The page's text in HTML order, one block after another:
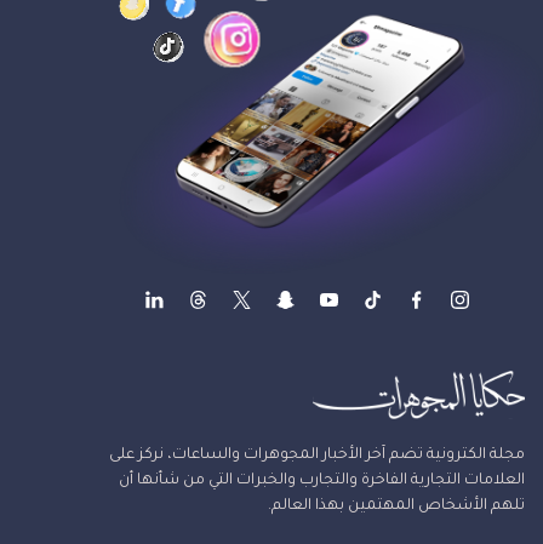
مجلة الكترونية تضم آخر الأخبار المجوهرات والساعات، نركز على
العلامات التجارية الفاخرة والتجارب والخبرات التي من شأنها أن
تلهم الأشخاص المهتمين بهذا العالم.